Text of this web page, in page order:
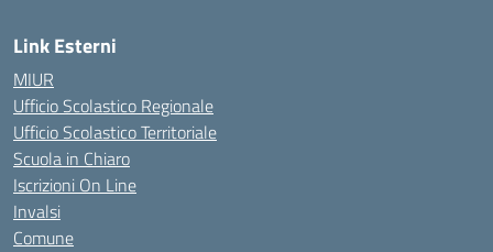
Link Esterni
MIUR
Ufficio Scolastico Regionale
Ufficio Scolastico Territoriale
Scuola in Chiaro
Iscrizioni On Line
Invalsi
Comune